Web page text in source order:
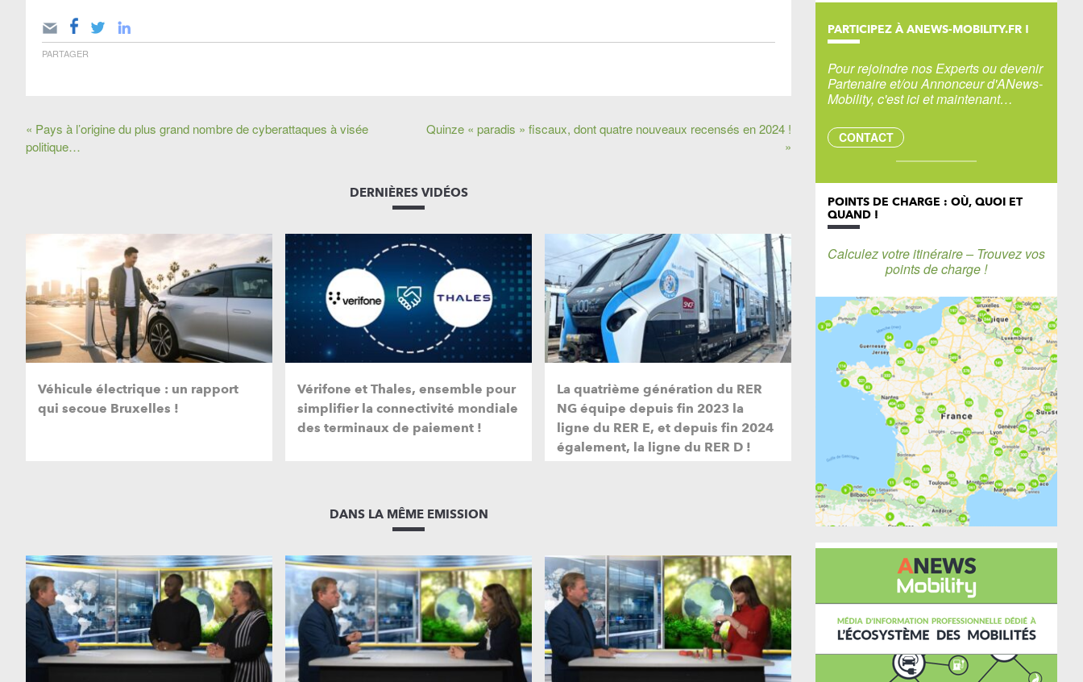
PARTAGER
« Pays à l’origine du plus grand nombre de cyberattaques à visée
politique…
Quinze « paradis » fiscaux, dont quatre nouveaux recensés en 2024 !
»
DERNIÈRES VIDÉOS
Véhicule électrique : un rapport
qui secoue Bruxelles !
Vérifone et Thales, ensemble pour
simplifier la connectivité mondiale
des terminaux de paiement !
La quatrième génération du RER
NG équipe depuis fin 2023 la
ligne du RER E, et depuis fin 2024
également, la ligne du RER D !
DANS LA MÊME EMISSION
PARTICIPEZ À ANEWS-MOBILITY.FR !
Pour rejoindre nos Experts ou devenir
Partenaire et/ou Annonceur d'ANews-
Mobility, c'est ici et maintenant…
CONTACT
POINTS DE CHARGE : OÙ, QUOI ET
QUAND !
Calculez votre itinéraire – Trouvez vos
points de charge !